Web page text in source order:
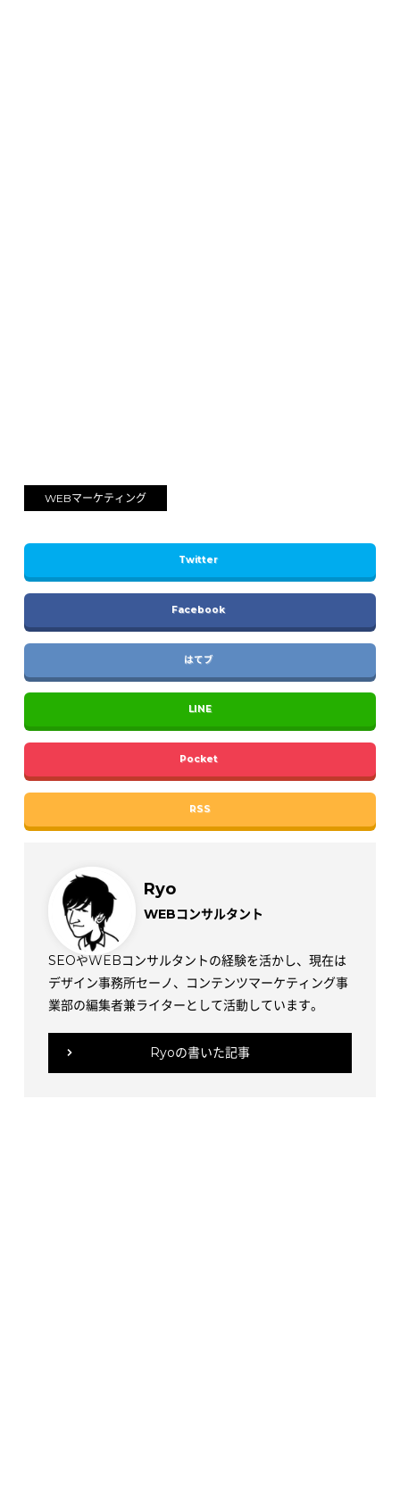
WEBマーケティング
Twitter
Facebook
はてブ
LINE
Pocket
RSS
Ryo
WEBコンサルタント
SEOやWEBコンサルタントの経験を活かし、現在は
デザイン事務所セーノ、コンテンツマーケティング事
業部の編集者兼ライターとして活動しています。
Ryoの書いた記事